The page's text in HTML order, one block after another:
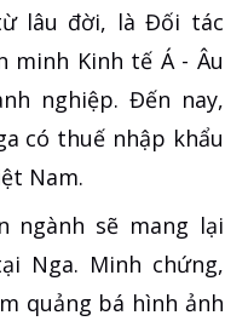
lâu đời, là Đối tác
minh Kinh tế Á - Âu
nghiệp. Đến nay,
có thuế nhập khẩu
Nam.
ngành sẽ mang lại
Nga. Minh chứng,
quảng bá hình ảnh